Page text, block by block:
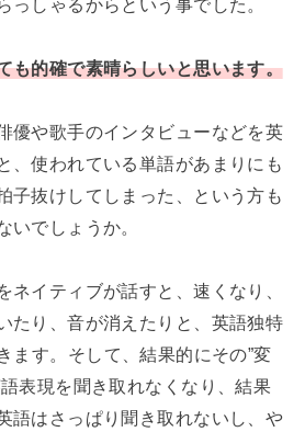
っしゃるからという事でした。
も的確で素晴らしいと思います。
優や歌手のインタビューなどを英
、使われている単語があまりにも
子抜けしてしまった、という方も
いでしょうか。
ネイティブが話すと、速くなり、
たり、音が消えたりと、英語独特
ます。そして、結果的にその”変
表現を聞き取れなくなり、結果
語はさっぱり聞き取れないし、や